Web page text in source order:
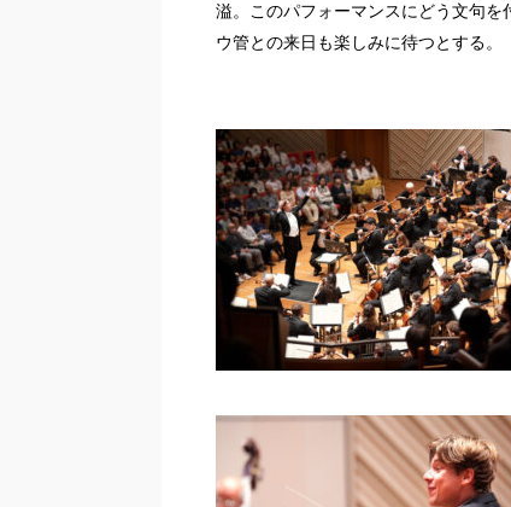
溢。このパフォーマンスにどう文句
ウ管との来日も楽しみに待つとする。